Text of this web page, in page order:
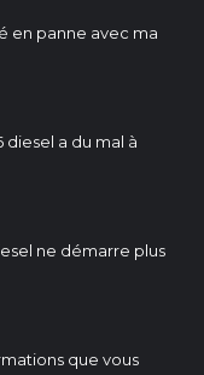
en panne avec ma
a du mal à
ne démarre plus
que vous